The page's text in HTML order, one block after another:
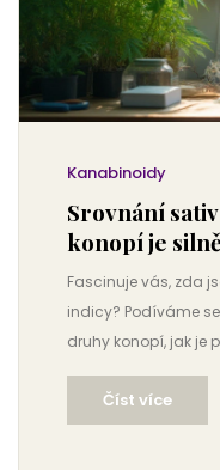
Kanabinoidy
Srovnání
konopí je
Fascinuje vás, zda
indicy? Podíváme
druhy konopí, jak je
který hodí. Čtěte dál
Číst více